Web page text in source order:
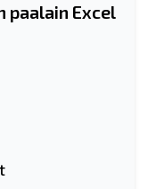
paalain Excel